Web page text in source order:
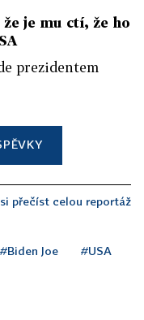
je mu ctí, že ho
prezidentem
přečíst celou reportáž
#Biden Joe #USA